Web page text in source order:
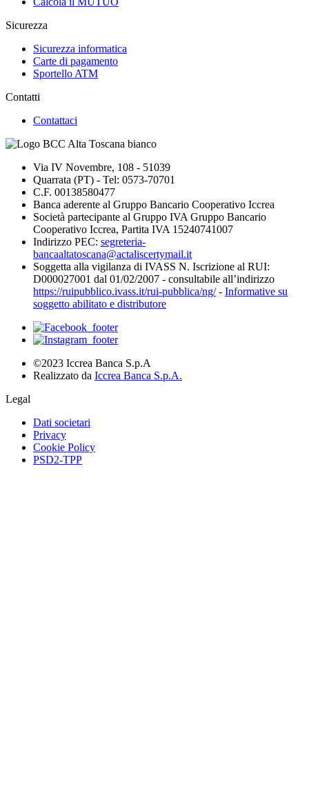
Sicurezza
Sicurezza informatica
Carte di pagamento
Sportello ATM
Contatti
Contattaci
Via IV Novembre, 108 - 51039
Quarrata (PT) - Tel: 0573-70701
C.F. 00138580477
Banca aderente al Gruppo Bancario Cooperativo Iccrea
Società partecipante al Gruppo IVA Gruppo Bancario
Cooperativo Iccrea, Partita IVA 15240741007
Indirizzo PEC: segreteria-
bancaaltatoscana@actaliscertymail.it
Soggetta alla vigilanza di IVASS N. Iscrizione al RUI:
D000027001 dal 01/02/2007 - consultabile all’indirizzo
https://ruipubblico.ivass.it/rui-pubblica/ng/- Informative su
soggetto abilitato e distributore
©2023 Iccrea Banca S.p.A
Realizzato da Iccrea Banca S.p.A.
Legal
Dati societari
Privacy
Cookie Policy
PSD2-TPP